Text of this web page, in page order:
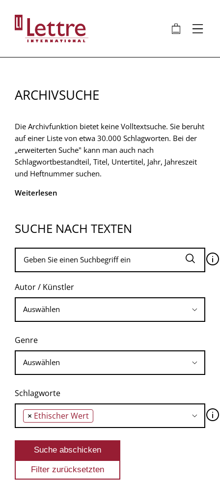
Inhalt
🛍 ⋮
ARCHIVSUCHE
Die Archivfunktion bietet keine Volltextsuche. Sie beruht
auf einer Liste von etwa 30.000 Schlagworten. Bei der
„erweiterten Suche" kann man auch nach
Schlagwortbestandteil, Titel, Untertitel, Jahr, Jahreszeit
und Heftnummer suchen.
Weiterlesen
SUCHE NACH TEXTEN
🛈
Autor / Künstler
Genre
Schlagworte
× Ethischer Wert 🛈